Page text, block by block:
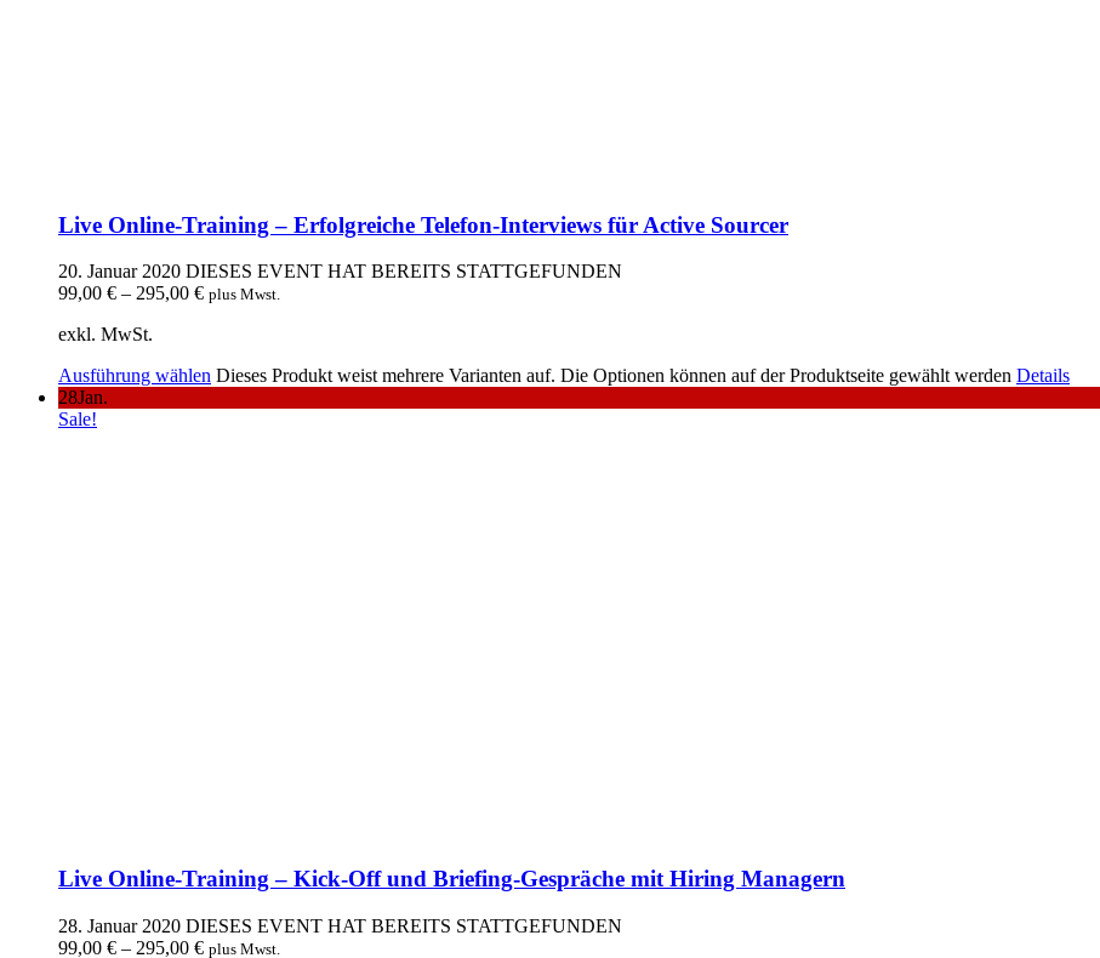
Live Online-Training – Erfolgreiche Telefon-Interviews für Active Sourcer
20. Januar 2020 DIESES EVENT HAT BEREITS STATTGEFUNDEN
99,00 € – 295,00 € plus Mwst.
exkl. MwSt.
Ausführung wählen Dieses Produkt weist mehrere Varianten auf. Die Optionen können auf der Produktseite gewählt werden Details
28Jan.
Sale!
Live Online-Training – Kick-Off und Briefing-Gespräche mit Hiring Managern
28. Januar 2020 DIESES EVENT HAT BEREITS STATTGEFUNDEN
99,00 € – 295,00 € plus Mwst.